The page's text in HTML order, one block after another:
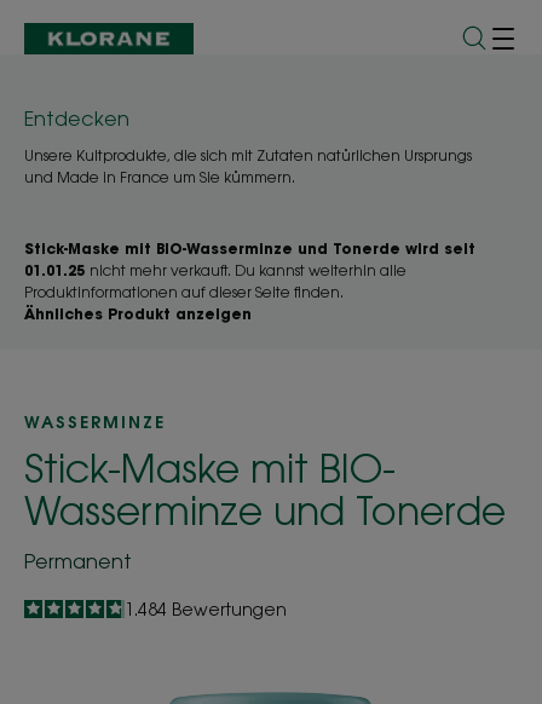
Stick-Maske mit BIO-Wasserminze und Tonerde wird seit
01.01.25 nicht mehr verkauft. Du kannst weiterhin alle
Produktinformationen auf dieser Seite finden.
Ähnliches Produkt anzeigen
Entdecken
Unsere Kultprodukte, die sich mit Zutaten natürlichen Ursprungs
und Made in France um Sie kümmern.
WASSERMINZE
Stick-Maske mit BIO-
Wasserminze und Tonerde
Permanent
4.8
/51.484 Bewertungen